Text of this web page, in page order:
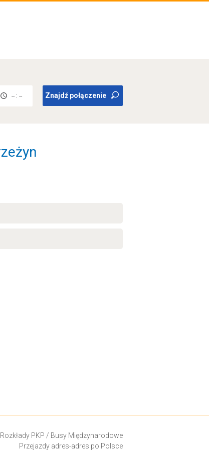
-- : -- Znajdź połączenie
Rozkłady PKP / Busy Międzynarodowe
Przejazdy adres-adres po Polsce